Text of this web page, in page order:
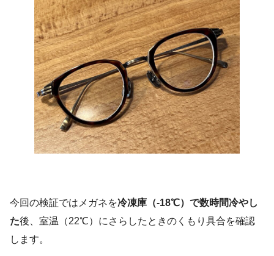
今回の検証ではメガネを冷凍庫（-18℃）で数時間冷やし
た後、室温（22℃）にさらしたときのくもり具合を確認
します。